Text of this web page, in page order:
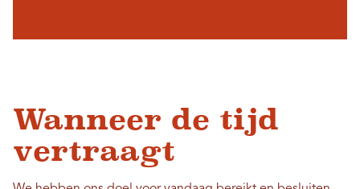
Wanneer de tijd
vertraagt